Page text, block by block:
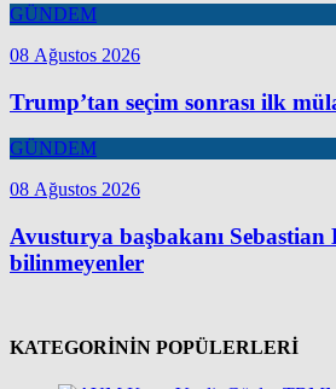
GÜNDEM
08 Ağustos 2026
Trump’tan seçim sonrası ilk
GÜNDEM
08 Ağustos 2026
Avusturya başbakanı
bilinmeyenler
KATEGORİNİN POPÜLERLERİ